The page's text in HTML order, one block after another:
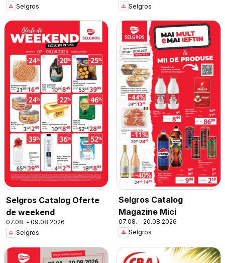
Selgros
Selgros
Selgros Catalog Oferte
de weekend
07.08. - 09.08.2026
Selgros
Selgros Catalog
Magazine Mici
07.08. - 20.08.2026
Selgros